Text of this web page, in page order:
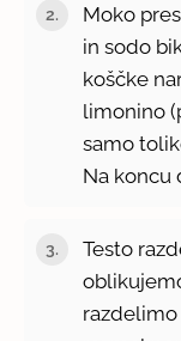
Moko
in sodo
koščke
limonino
samo
Na koncu
Testo